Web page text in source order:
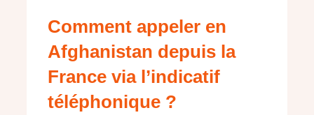
Comment appeler en
Afghanistan depuis la
France via l’indicatif
téléphonique ?